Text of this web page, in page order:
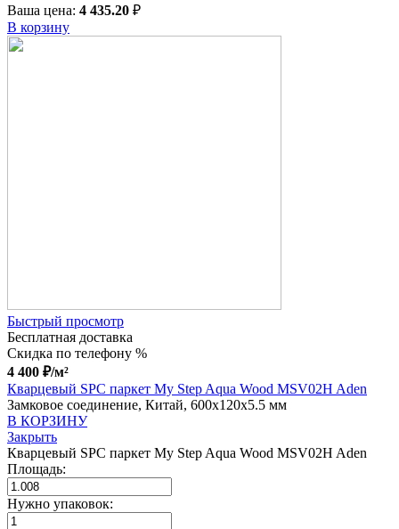
Ваша цена: 4 435.20 ₽
В корзину
Быстрый просмотр
Бесплатная доставка
Скидка по телефону %
4 400 ₽/м²
Кварцевый SPC паркет My Step Aqua Wood MSV02H Aden
Замковое соединение, Китай, 600x120x5.5 мм
В КОРЗИНУ
Закрыть
Кварцевый SPC паркет My Step Aqua Wood MSV02H Aden
Площадь:
Нужно упаковок: